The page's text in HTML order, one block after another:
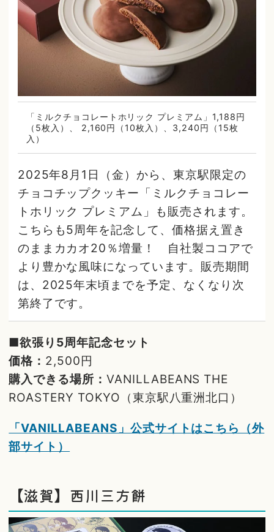
「ミルクチョコレートホリック プレミアム」1,188円
（5枚入）、 2,160円（10枚入）、3,240円（15枚
入）
2025年8月1日（金）から、東京駅限定の
チョコチップクッキー「ミルクチョコレー
トホリック プレミアム」も販売されます。
こちらも5周年を記念して、価格据え置き
のままカカオ20％増量！ 自社製ココアで
より豊かな風味になっています。販売期間
は、2025年末頃までを予定、なくなり次
第終了です。
■欲張り5周年記念セット
価格： 2,500円
購入できる場所： VANILLABEANS THE
ROASTERY TOKYO（東京駅八重洲北口）
「VANILLABEANS」公式サイトはこちら（外
部サイト）
【滋賀】西川三方餅